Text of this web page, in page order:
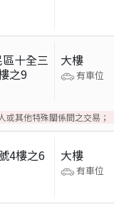
十全三
之9
大樓
有車位
或其他特殊關係間之交易；
4樓之6 大樓
有車位